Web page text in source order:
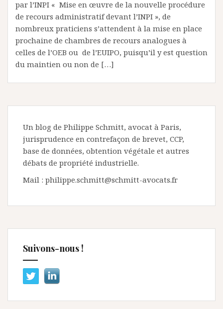
par l’INPI « Mise en œuvre de la nouvelle procédure
de recours administratif devant l’INPI », de
nombreux praticiens s’attendent à la mise en place
prochaine de chambres de recours analogues à
celles de l’OEB ou de l’EUIPO, puisqu’il y est question
du maintien ou non de […]
Un blog de Philippe Schmitt, avocat à Paris,
jurisprudence en contrefaçon de brevet, CCP,
base de données, obtention végétale et autres
débats de propriété industrielle.
Mail : philippe.schmitt@schmitt-avocats.fr
Suivons-nous !